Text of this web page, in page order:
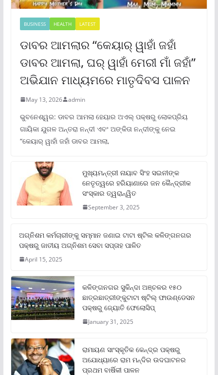
BUSINESS HEALTH LATEST
ଡାବର ଆମଲାର “କେୟାର୍ ୱାହାଁ ଜହାଁ
ଡାବର ଆମଲା, ଘର୍ ୱାହାଁ ମେରୀ ମାଁ ଜହାଁ”
ଅଭିଯାନ ମାଧ୍ୟମରେ ମାତୃଦିବସ ପାଳନ
May 13, 2026 admin
ଭୁବନେଶ୍ୱର: ଡାବର ଆମଲା ହେୟାର ଅଏଲ୍ ପକ୍ଷରୁ ଲୋକପ୍ରିୟ
ଗାୟିକା ଯୁଗଳ ଅନ୍ତରା ନନ୍ଦୀ ଏବଂ ଅଙ୍କିତା ନନ୍ଦୀଙ୍କୁ ନେଇ
“କେୟାର୍ ୱାହାଁ ଜହାଁ ଡାବର ଆମଲା,
ମୁଖ୍ୟମନ୍ତ୍ରୀ ନାୟାବ ସିଂହ ସଇନୀଙ୍କ
ନେତୃତ୍ୱରେ ହରିୟାଣାରେ ଜନ କୈନ୍ଦ୍ରୀକ
ସଂସ୍କାର ତ୍ୱରାନ୍ୱିତ
September 3, 2025
ଅଗ୍ନିଶମ କର୍ମଚାରୀଙ୍କୁ ସମ୍ମାନ ଜଣାଇ ଟାଟା ଷ୍ଟିଲ କଳିଙ୍ଗନଗର
ପକ୍ଷରୁ ଜାତୀୟ ଅଗ୍ନିଶମ ସେବା ସପ୍ତାହ ପାଳିତ
April 15, 2025
କଳିଙ୍ଗନଗର ସୁକିନ୍ଦା ଅଞ୍ଚଳର ୧୫୦
ଛାତ୍ରଛାତ୍ରୀଙ୍କୁଟାଟା ଷ୍ଟିଲ୍ ଫାଉଣ୍ଡେସନ
ପକ୍ଷରୁ ଜ୍ୟୋତି ଫେଲୋସିପ୍‌
January 31, 2025
ରାମାୟଣ ସାଂସ୍କୃତିକ କେନ୍ଦ୍ର ପକ୍ଷରୁ
ଅଯୋଧ୍ୟାରେ ରାମ ମନ୍ଦିର ଉଦଘାଟନର
ପ୍ରଥମ ବାର୍ଷିକୀ ପାଳନ